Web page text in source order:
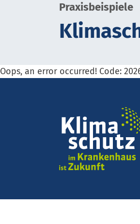
Praxisbeispiele
Oops, an error occurred! Code: